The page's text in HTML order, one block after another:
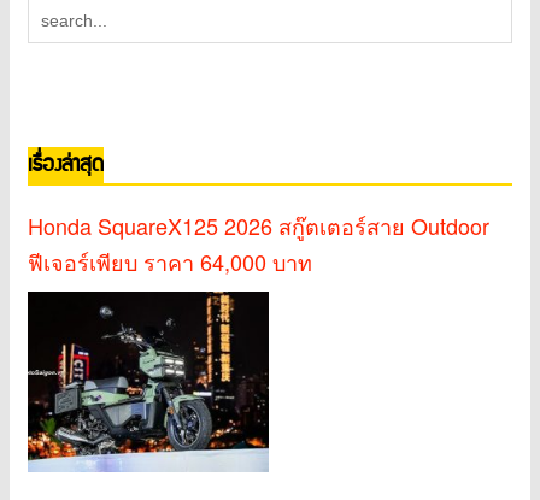
เรื่องล่าสุด
Honda SquareX125 2026 สกู๊ตเตอร์สาย Outdoor
ฟีเจอร์เพียบ ราคา 64,000 บาท